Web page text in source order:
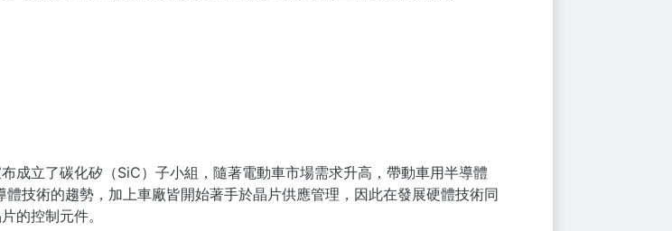
成立了碳化矽（SiC）子小組，隨著電動車市場需求升高，帶動車用半導體
技術的趨勢，加上車廠皆開始著手於晶片供應管理，因此在發展硬體技術同
的控制元件。